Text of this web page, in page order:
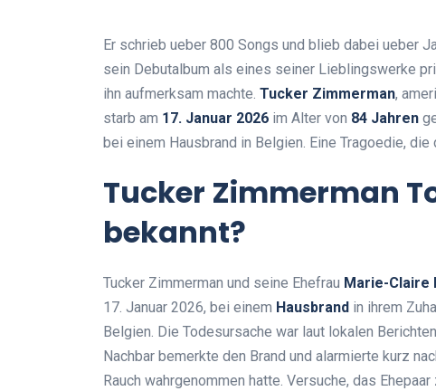
Er schrieb ueber 800 Songs und blieb dabei ueber
sein Debutalbum als eines seiner Lieblingswerke
ihn aufmerksam machte. Tucker Zimmerman,
starb am 17. Januar 2026 im Alter von 84 Jahren
bei einem Hausbrand in Belgien. Eine Tragoedie,
Tucker Zimmerman
bekannt?
Tucker Zimmerman und seine Ehefrau Marie-Claire
17. Januar 2026, bei einem Hausbrand in ihrem
Belgien. Die Todesursache war laut lokalen Berichten
Nachbar bemerkte den Brand und alarmierte kurz
Rauch wahrgenommen hatte. Versuche, das